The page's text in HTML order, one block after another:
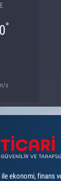
°
s
ekonomi, finans